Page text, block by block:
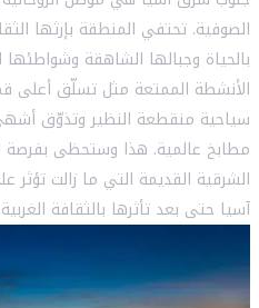
الصوفية. تحتفي المنطقة بإرثها
بالحياة وجبالها الشاهقة وشواطئها
الأنشطة الممتعة مثل تسلّق أعلى
سياحية منقطعة النظير وتذوّق
مطابخ عالمية. هذا وستحظى بفرصة
الشرقية القديمة التي ما زالت
آسيا حتى بعد تأثرها بالثقافة الغربية.